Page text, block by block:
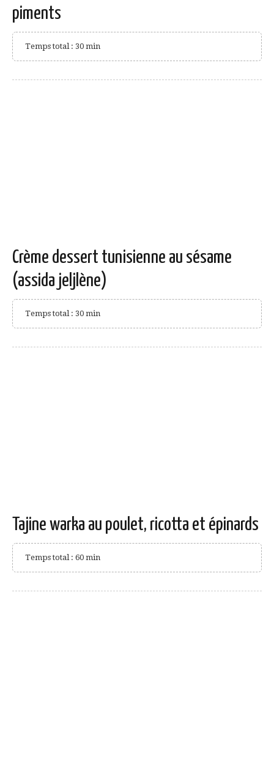
piments
Temps total : 30 min
Crème dessert tunisienne au sésame
(assida jeljlène)
Temps total : 30 min
Tajine warka au poulet, ricotta et épinards
Temps total : 60 min